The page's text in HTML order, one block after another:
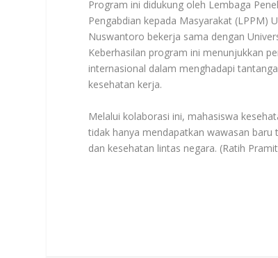
Program ini didukung oleh Lembaga
Pengabdian kepada Masyarakat (LPPM)
Nuswantoro bekerja sama dengan
Keberhasilan program ini menunjukkan
internasional dalam menghadapi
kesehatan kerja.
Melalui kolaborasi ini, mahasiswa
tidak hanya mendapatkan wawasan
dan kesehatan lintas negara. (Ratih